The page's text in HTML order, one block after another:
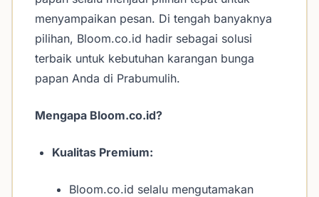
menyampaikan pesan. Di tengah banyaknya
pilihan, Bloom.co.id hadir sebagai solusi
terbaik untuk kebutuhan karangan bunga
papan Anda di Prabumulih.
Mengapa Bloom.co.id?
Kualitas Premium:
Bloom.co.id selalu mengutamakan